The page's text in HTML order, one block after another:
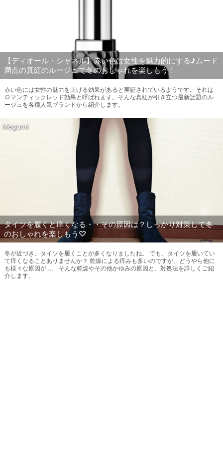
【ディオール・シャネル】赤い色は女性を魅力的にする♪ムード
満点の真紅のルージュで冬のおしゃれを楽しもう！
赤い色には女性の魅力を上げる効果があると実証されているようです。それは
ロマンティックレッド効果と呼ばれます。そんな真紅が引き立つ最新話題のル
ージュを各種人気ブランドから紹介します。
Megumi
タイツを履くと痒くなる・・その原因は？しっかり対策して冬
のおしゃれを楽しもう♡
冬が近づき、タイツを履くことが多くなりましたね。 でも、タイツを履いてい
て痒くなることありませんか？ 乾燥による痒みも多いのですが、どうやら他に
も様々な原因が…。 そんな乾燥やその他かゆみの原因と、対処法を詳しくご紹
介します。